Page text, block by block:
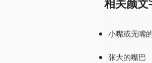
小嘴或无嘴
张大的嘴巴